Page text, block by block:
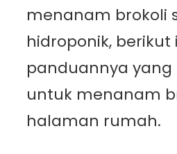
menanam brokoli
hidroponik, berikut
panduannya yang
untuk menanam
halaman rumah.